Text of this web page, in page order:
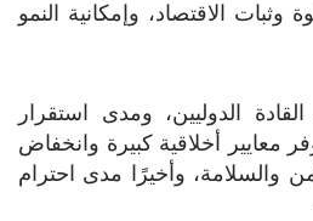
وثبات الاقتصاد، وإمكانية النمو
الدوليين، ومدى استقرار
معايير أخلاقية كبيرة وانخفاض
والسلامة، وأخيرًا مدى احترام